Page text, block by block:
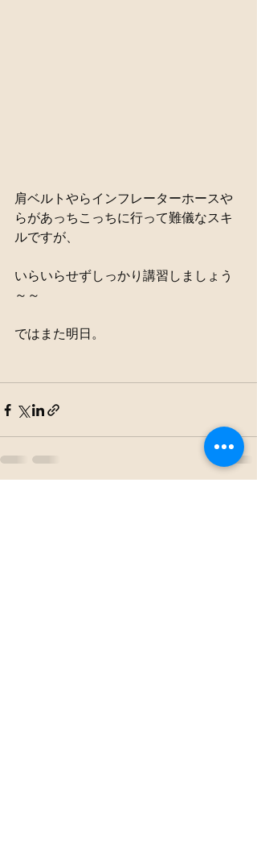
肩ベルトやらインフレーターホースや
らがあっちこっちに行って難儀なスキ
ルですが、
いらいらせずしっかり講習しましょう
～～
ではまた明日。